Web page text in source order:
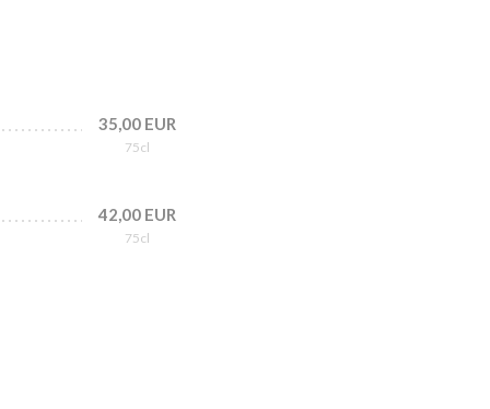
35,00 EUR
75cl
42,00 EUR
75cl